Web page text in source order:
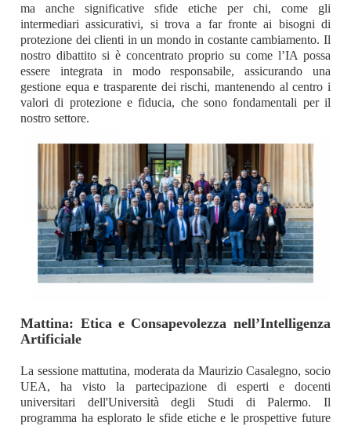
ma anche significative sfide etiche per chi, come gli
intermediari assicurativi, si trova a far fronte ai bisogni di
protezione dei clienti in un mondo in costante cambiamento. Il
nostro dibattito si è concentrato proprio su come l’IA possa
essere integrata in modo responsabile, assicurando una
gestione equa e trasparente dei rischi, mantenendo al centro i
valori di protezione e fiducia, che sono fondamentali per il
nostro settore.
Mattina: Etica e Consapevolezza nell’Intelligenza
Artificiale
La sessione mattutina, moderata da Maurizio Casalegno, socio
UEA, ha visto la partecipazione di esperti e docenti
universitari dell'Università degli Studi di Palermo. Il
programma ha esplorato le sfide etiche e le prospettive future